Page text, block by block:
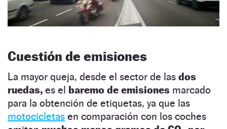
Cuestión de emisiones
La mayor queja, desde el sector de las dos
ruedas, es el baremo de emisiones marcado
para la obtención de etiquetas, ya que las
motocicletas en comparación con los coches